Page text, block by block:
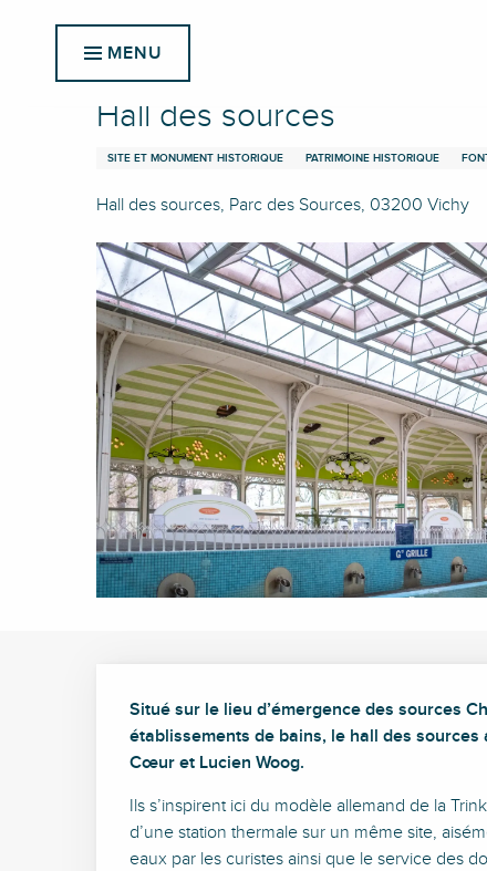
MENU
Accueil Hall des sources
Hall des sources
SITE ET MONUMENT HISTORIQUE PATRIMOINE HISTORIQUE
Hall des sources, Parc des Sources, 03200 Vichy
Description
Situé sur le lieu d’émergence des sources
établissements de bains, le hall des
Cœur et Lucien Woog.
Ils s’inspirent ici du modèle allemand de la
d’une station thermale sur un même site,
eaux par les curistes ainsi que le service des